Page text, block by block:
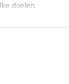
doelen.
we ook graag:
paar meter
-
verhaal is
-auctoriaal